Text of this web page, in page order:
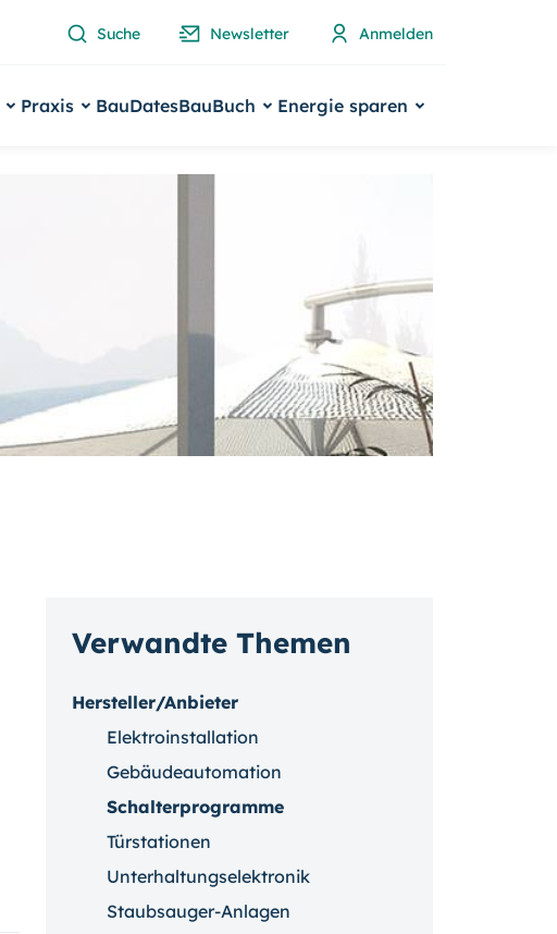
Suche Newsletter Anmelden
Praxis BauDatesBauBuch Energie sparen
Verwandte Themen
Hersteller/Anbieter
Elektroinstallation
Gebäudeautomation
Schalterprogramme
Türstationen
Unterhaltungselektronik
Staubsauger-Anlagen